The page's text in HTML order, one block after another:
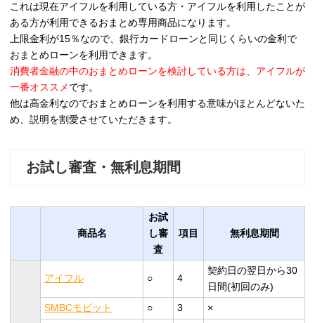
これは現在アイフルを利用している方・アイフルを利用したことが
ある方が利用できるおまとめ専用商品になります。
上限金利が15％なので、銀行カードローンと同じくらいの金利で
おまとめローンを利用できます。
消費者金融の中のおまとめローンを検討している方は、アイフルが
一番オススメです。
他は高金利なのでおまとめローンを利用する意味がほとんどないた
め、説明を割愛させていただきます。
お試し審査・無利息期間
商品名
お試
し審
査
項目 無利息期間
アイフル ○ 4
契約日の翌日から30
日間(初回のみ)
SMBCモビット
○ 3 ×